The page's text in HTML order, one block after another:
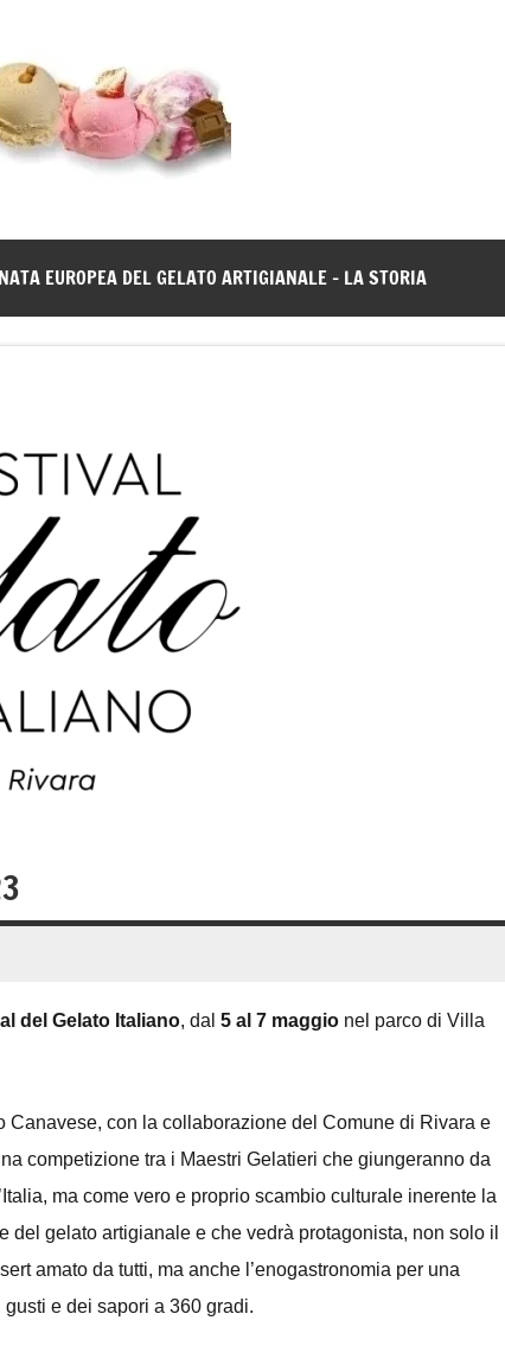
artigianale
EUROPEA DEL GELATO ARTIGIANALE – LA STORIA
del Gelato Italiano, dal 5 al 7 maggio nel parco di Villa
Canavese, con la collaborazione del Comune di Rivara e
competizione tra i Maestri Gelatieri che giungeranno da
ma come vero e proprio scambio culturale inerente la
del gelato artigianale e che vedrà protagonista, non solo il
amato da tutti, ma anche l’enogastronomia per una
gusti e dei sapori a 360 gradi.